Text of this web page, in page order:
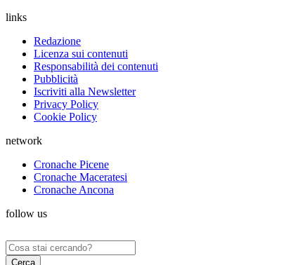
links
Redazione
Licenza sui contenuti
Responsabilità dei contenuti
Pubblicità
Iscriviti alla Newsletter
Privacy Policy
Cookie Policy
network
Cronache Picene
Cronache Maceratesi
Cronache Ancona
follow us
Ricerca
per: